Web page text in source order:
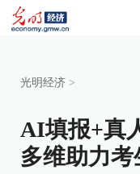
光明经济 >
AI填报+真
多维助力